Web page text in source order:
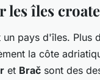
les îles
un pays d'îles. Plus
la côte
et Brač sont des